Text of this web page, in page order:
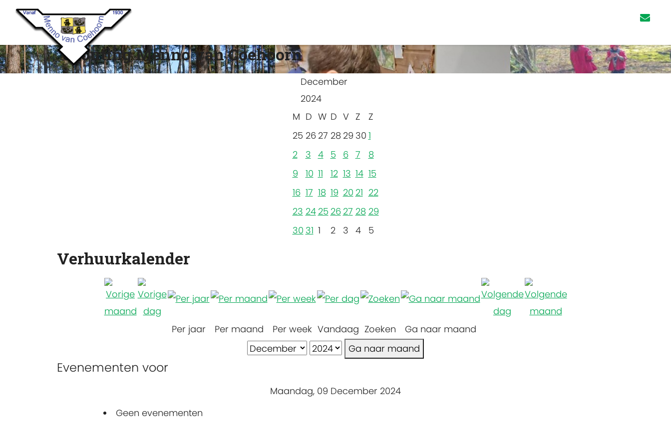
Scouting Menno van Coehoorn
December
2024
M D W D V Z
Z
25 26 27 28 29 30 1
2
3 4 5 6 7
8
9
10 11 12 13 14 15
16 17 18 19 20 21 22
23 24 25 26 27 28 29
30 31 1 2 3 4 5
Verhuurkalender
Per jaar Per maand Per week Vandaag Zoeken
Ga naar maand
Ga naar maand
Evenementen voor
Maandag, 09 December 2024
Geen evenementen